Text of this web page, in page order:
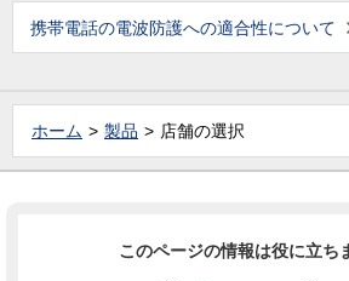
携帯電話の電波防護への適合性について
ホーム 製品 店舗の選択
このページの情報は役に立ち